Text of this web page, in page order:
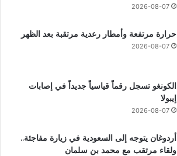
2026-08-07
حرارة مرتفعة وأمطار رعدية مرتقبة بعد الظهر
2026-08-07
الكونغو تسجل رقماً قياسياً جديداً في إصابات
إيبولا
2026-08-07
أردوغان يتوجه إلى السعودية في زيارة مفاجئة..
ولقاء مرتقب مع محمد بن سلمان